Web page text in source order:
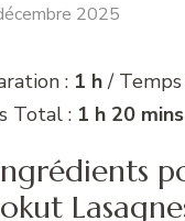
2025
: 1 h/ Temps
Total : 1 h 20 mins